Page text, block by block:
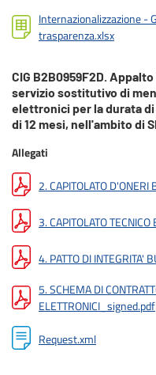
Internazionalizzazione -
trasparenza.xlsx
CIG B2B0959F2D.
servizio sostitutivo di
elettronici per la durata
di 12 mesi, nell'ambito di
Allegati
2. CAPITOLATO
3. CAPITOLATO
4. PATTO DI INTEGRITA'
5. SCHEMA DI
ELETTRONICI_signed.pdf
Request.xml